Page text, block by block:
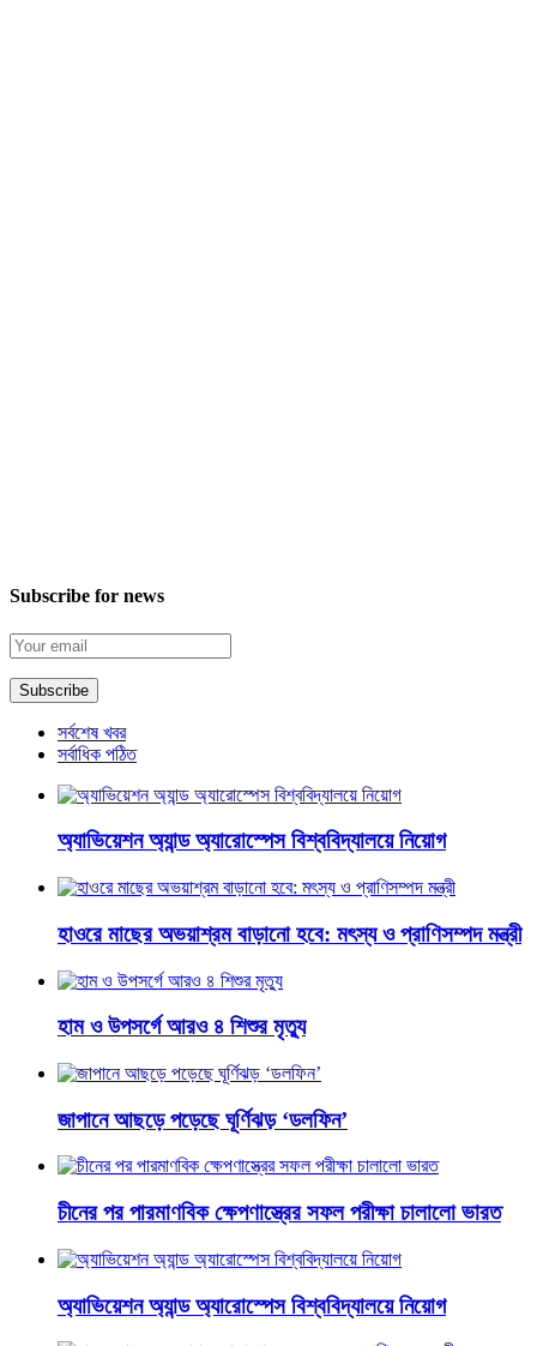
Subscribe for news
সর্বশেষ খবর
সর্বাধিক পঠিত
অ্যাভিয়েশন অ্যান্ড অ্যারোস্পেস বিশ্ববিদ্যালয়ে নিয়োগ
হাওরে মাছের অভয়াশ্রম বাড়ানো হবে: মৎস্য ও প্রাণিসম্পদ মন্ত্রী
হাম ও উপসর্গে আরও ৪ শিশুর মৃত্যু
জাপানে আছড়ে পড়েছে ঘূর্ণিঝড় ‘ডলফিন’
চীনের পর পারমাণবিক ক্ষেপণাস্ত্রের সফল পরীক্ষা চালালো ভারত
অ্যাভিয়েশন অ্যান্ড অ্যারোস্পেস বিশ্ববিদ্যালয়ে নিয়োগ